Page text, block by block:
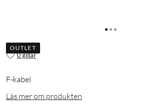
OUTLET
0 gillar
F-kabel
Läs mer om produkten